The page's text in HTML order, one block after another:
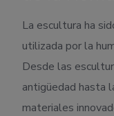
La escultura ha
utilizada por la
Desde las
antigüedad hasta
materiales